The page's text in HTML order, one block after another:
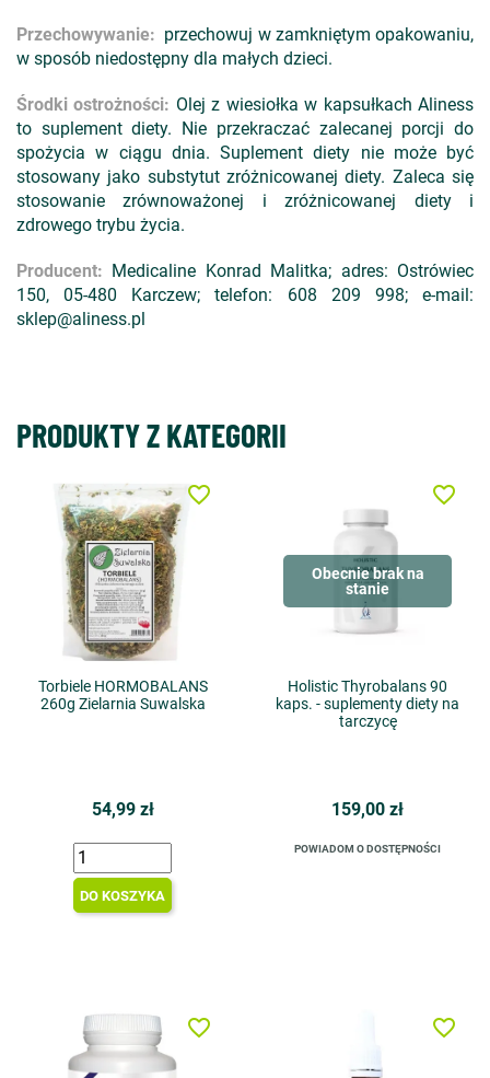
Przechowywanie: przechowuj w zamkniętym opakowaniu,
w sposób niedostępny dla małych dzieci.
Środki ostrożności: Olej z wiesiołka w kapsułkach Aliness
to suplement diety. Nie przekraczać zalecanej porcji do
spożycia w ciągu dnia. Suplement diety nie może być
stosowany jako substytut zróżnicowanej diety. Zaleca się
stosowanie zrównoważonej i zróżnicowanej diety i
zdrowego trybu życia.
Producent: Medicaline Konrad Malitka; adres: Ostrówiec
150, 05-480 Karczew; telefon: 608 209 998; e-mail:
sklep@aliness.pl
PRODUKTY Z KATEGORII
Torbiele HORMOBALANS
260g Zielarnia Suwalska
54,99 zł
DO KOSZYKA
favorite_border
Obecnie brak na
stanie
Holistic Thyrobalans 90
kaps. - suplementy diety na
tarczycę
159,00 zł
POWIADOM O DOSTĘPNOŚCI
favorite_border
favorite_border favorite_border